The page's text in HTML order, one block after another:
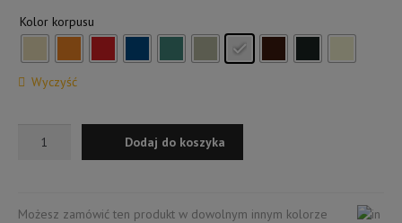
Kolor korpusu
Wyczyść
Szafa
Dodaj do koszyka
Możesz zamówić ten produkt w dowolnym innym kolorze